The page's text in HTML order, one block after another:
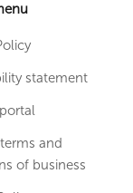
statement
and
of business